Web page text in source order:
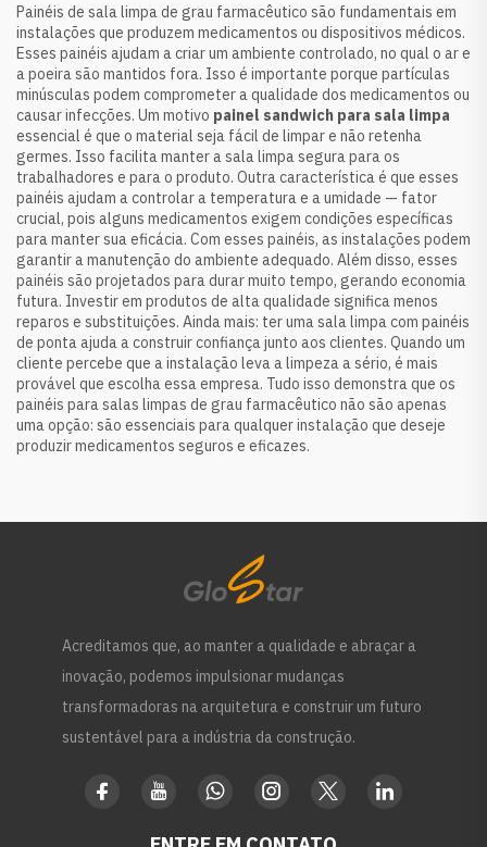
Painéis de sala limpa de grau farmacêutico são fundamentais em
instalações que produzem medicamentos ou dispositivos médicos.
Esses painéis ajudam a criar um ambiente controlado, no qual o ar e
a poeira são mantidos fora. Isso é importante porque partículas
minúsculas podem comprometer a qualidade dos medicamentos ou
causar infecções. Um motivo painel sandwich para sala limpa
essencial é que o material seja fácil de limpar e não retenha
germes. Isso facilita manter a sala limpa segura para os
trabalhadores e para o produto. Outra característica é que esses
painéis ajudam a controlar a temperatura e a umidade — fator
crucial, pois alguns medicamentos exigem condições específicas
para manter sua eficácia. Com esses painéis, as instalações podem
garantir a manutenção do ambiente adequado. Além disso, esses
painéis são projetados para durar muito tempo, gerando economia
futura. Investir em produtos de alta qualidade significa menos
reparos e substituições. Ainda mais: ter uma sala limpa com painéis
de ponta ajuda a construir confiança junto aos clientes. Quando um
cliente percebe que a instalação leva a limpeza a sério, é mais
provável que escolha essa empresa. Tudo isso demonstra que os
painéis para salas limpas de grau farmacêutico não são apenas
uma opção: são essenciais para qualquer instalação que deseje
produzir medicamentos seguros e eficazes.
Acreditamos que, ao manter a qualidade e abraçar a
inovação, podemos impulsionar mudanças
transformadoras na arquitetura e construir um futuro
sustentável para a indústria da construção.